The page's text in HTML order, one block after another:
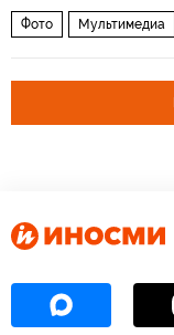
Фото Мультимедиа